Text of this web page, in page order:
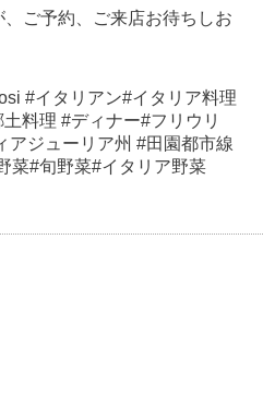
ご予約、ご来店お待ちしお
#イタリアン#イタリア料理
料理 #ディナー#フリウリ
アジューリア州 #田園都市線
菜#旬野菜#イタリア野菜